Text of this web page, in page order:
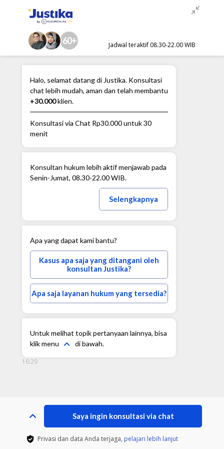
60+ Jadwal teraktif 08.30-22.00 WIB
Halo, selamat datang di Justika. Konsultasi
chat lebih mudah, aman dan telah membantu
+30.000klien.
Konsultasi via Chat Rp30.000untuk 30
menit
Konsultan hukum lebih aktif menjawab pada
Senin-Jumat, 08.30-22.00 WIB.
Selengkapnya
Apa yang dapat kami bantu?
Kasus apa saja yang ditangani oleh
konsultan Justika?
Apa saja layanan hukum yang tersedia?
Untuk melihat topik pertanyaan lainnya, bisa
klik menu
di bawah.
16:29
Saya ingin konsultasi via chat
Privasi dan data Anda terjaga, pelajari lebih lanjut